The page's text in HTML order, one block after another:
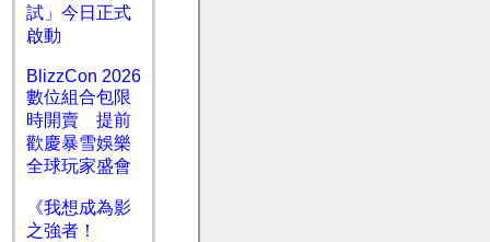
試」今日正式
啟動
BlizzCon 2026
數位組合包限
時開賣 提前
歡慶暴雪娛樂
全球玩家盛會
《我想成為影
之強者！